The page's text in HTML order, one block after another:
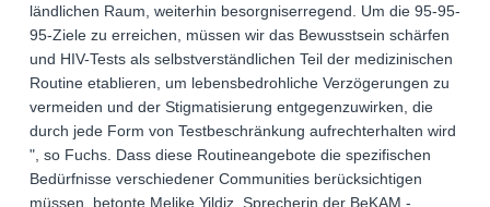
ländlichen Raum, weiterhin besorgniserregend. Um die 95-95-
95-Ziele zu erreichen, müssen wir das Bewusstsein schärfen
und HIV-Tests als selbstverständlichen Teil der medizinischen
Routine etablieren, um lebensbedrohliche Verzögerungen zu
vermeiden und der Stigmatisierung entgegenzuwirken, die
durch jede Form von Testbeschränkung aufrechterhalten wird
", so Fuchs. Dass diese Routineangebote die spezifischen
Bedürfnisse verschiedener Communities berücksichtigen
müssen, betonte Melike Yildiz, Sprecherin der BeKAM -